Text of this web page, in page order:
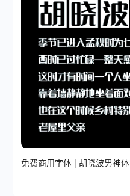
免费商用字体 | 胡晓波男神体